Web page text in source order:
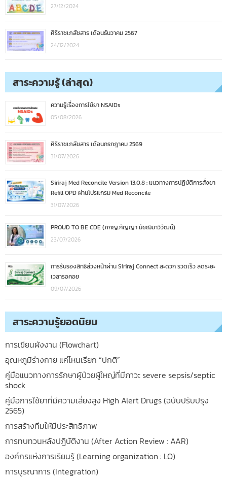
27/12/2024
ศิริราชเภสัชสาร เดือนธันวาคม 2567
24/12/2024
สาระความรู้ (ล่าสุด)
ความรู้เรื่องการใช้ยา NSAIDs
05/08/2026
ศิริราชเภสัชสาร เดือนกรกฎาคม 2569
31/07/2026
Siriraj Med Reconcile Version 13.0.8 : แนวทางการปฏิบัติการสั่งยา
Refill OPD ผ่านโปรแกรม Med Reconcile
31/07/2026
PROUD TO BE CDE (ภกญ.กัญญา มัชฌิมาวิวัฒน์)
23/07/2026
การรับรองสิทธิล่วงหน้าผ่าน Siriraj Connect สะดวก รวดเร็ว ลดระยะ
เวลารอคอย
09/07/2026
สาระความรู้ยอดนิยม
การเขียนผังงาน (Flowchart)
อุณหภูมิร่างกาย แค่ไหนเรียก “ปกติ”
คู่มือแนวทางการรักษาผู้ป่วยผู้ใหญ่ที่มีภาวะ severe sepsis/septic
shock
คู่มือการใช้ยาที่มีความเสี่ยงสูง High Alert Drugs (ฉบับปรับปรุง
2565)
การสร้างทีมให้มีประสิทธิภาพ
การทบทวนหลังปฎิบัติงาน (After Action Review : AAR)
องค์กรแห่งการเรียนรู้ (Learning organization : LO)
การบูรณาการ (Integration)